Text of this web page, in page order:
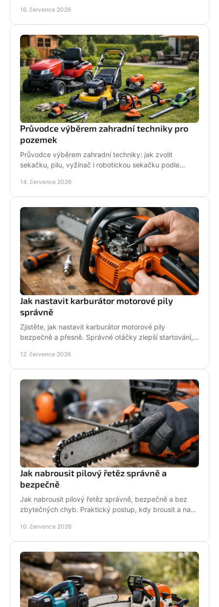
16. července 2026
Průvodce výběrem zahradní techniky pro
pozemek
Průvodce výběrem zahradní techniky: jak zvolit
sekačku, pilu, vyžínač i robotickou sekačku podle
podpory.
14. července 2026
Jak nastavit karburátor motorové pily
správně
Zjistěte, jak nastavit karburátor motorové pily
bezpečně a přesně. Správné otáčky zlepší startování,
12. července 2026
Jak nabrousit pilový řetěz správně a
bezpečně
Jak nabrousit pilový řetěz správně, bezpečně a bez
zbytečných chyb. Praktický postup, kdy brousit a na
10. července 2026